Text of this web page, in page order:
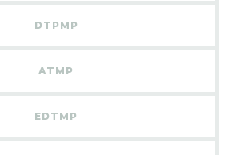
DTPMP
ATMP
EDTMP